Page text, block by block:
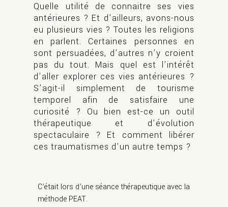
Quelle utilité de connaitre ses vies
antérieures ? Et d’ailleurs, avons-nous
eu plusieurs vies ? Toutes les religions
en parlent. Certaines personnes en
sont persuadées, d’autres n’y croient
pas du tout. Mais quel est l’intérêt
d’aller explorer ces vies antérieures ?
S’agit-il simplement de tourisme
temporel afin de satisfaire une
curiosité ? Ou bien est-ce un outil
thérapeutique et d’évolution
spectaculaire ? Et comment libérer
ces traumatismes d’un autre temps ?
C’était lors d’une séance thérapeutique avec la
méthode PEAT.